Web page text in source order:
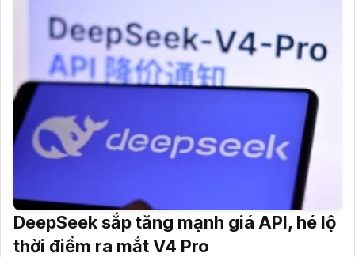
DeepSeek sắp tăng mạnh giá API, hé lộ
thời điểm ra mắt V4 Pro